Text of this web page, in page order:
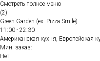
Смотреть полное меню
(2)
Green Garden (ex. Pizza Smile)
11:00 - 22:30
Американская кухня, Европейская
Мин. заказ:
Нет